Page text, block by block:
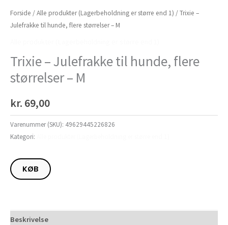
Forside /Alle produkter (Lagerbeholdning er større end 1) / Trixie –
Julefrakke til hunde, flere størrelser – M
Trixie – Julefrakke til hunde, flere
størrelser – M
kr. 69,00
Varenummer (SKU): 49629445226826
Kategori:
KØB
Beskrivelse